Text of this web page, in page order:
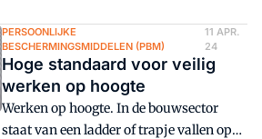
weten allemaal dat ze zeer gevaarlijk
zijn en dat de gevolgen van blootstelling
pas jaren later opgemerkt worden. Maar
hoe weet je of er met CMR-stoffen wordt
gewerkt? En zo ja, wat moet je dan doen?
PERSOONLIJKE
BESCHERMINGSMIDDELEN (PBM)
11 APR.
24
Hoge standaard voor veilig
werken op hoogte
Werken op hoogte. In de bouwsector
staat van een ladder of trapje vallen op